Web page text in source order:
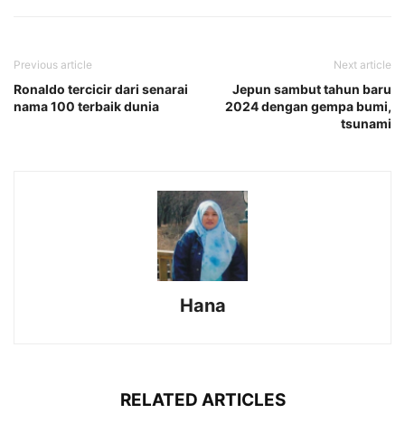
Previous article
Ronaldo tercicir dari senarai
nama 100 terbaik dunia
Next article
Jepun sambut tahun baru
2024 dengan gempa bumi,
tsunami
Hana
RELATED ARTICLES